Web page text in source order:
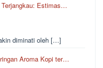
Terjangkau: Estimas…
diminati oleh […]
Aroma Kopi ter…